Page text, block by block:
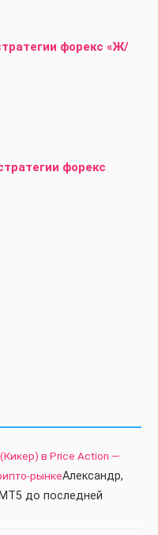
форекс «Ж/
форекс
в Price Action —
рынкеАлександр,
до последней